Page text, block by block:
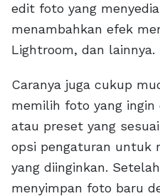
edit foto yang
menambahkan efek
Lightroom, dan lainnya.
Caranya juga cukup
memilih foto yang
atau preset yang
opsi pengaturan untuk
yang diinginkan.
menyimpan foto baru